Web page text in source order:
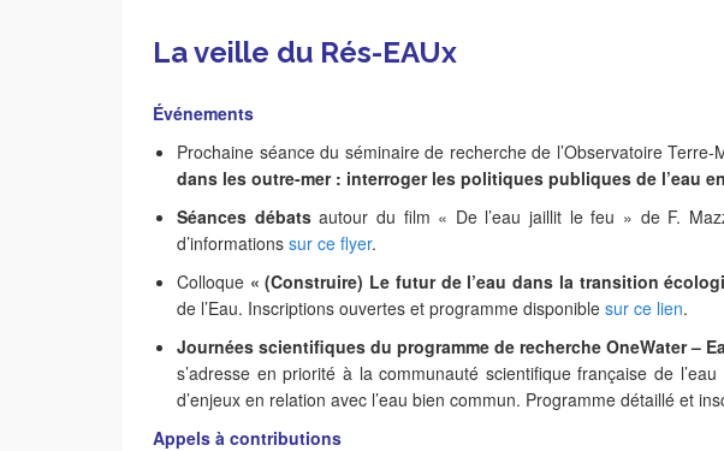
La veille du Rés-EAUx
Événements
Prochaine séance du séminaire de recherche de l’Observatoire Terre-
dans les outre-mer : interroger les politiques publiques de l’eau
Séances débatsautour du film « De l’eau jaillit le feu » de F.
d’informations sur ce flyer.
Colloque « (Construire) Le futur de l’eau dans la transition
de l’Eau. Inscriptions ouvertes et programme disponible sur ce lien.
Journées scientifiques du programme de recherche OneWater –
s’adresse en priorité à la communauté scientifique française de
d’enjeux en relation avec l’eau bien commun. Programme détaillé et
Appels à contributions